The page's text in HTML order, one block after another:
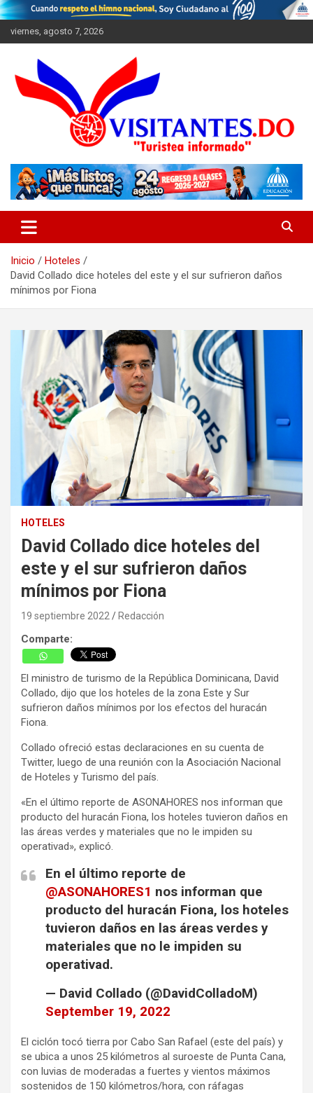
Saltar
al
contenido
viernes, agosto 7, 2026
Visitantes
Inicio
Hoteles
David Collado dice hoteles del este y el sur sufrieron daños
mínimos por Fiona
HOTELES
David Collado dice hoteles del
este y el sur sufrieron daños
mínimos por Fiona
19 septiembre 2022 Redacción
Comparte:
El ministro de turismo de la República Dominicana, David
Collado, dijo que los hoteles de la zona Este y Sur
sufrieron daños mínimos por los efectos del huracán
Fiona.
Collado ofreció estas declaraciones en su cuenta de
Twitter, luego de una reunión con la Asociación Nacional
de Hoteles y Turismo del país.
«En el último reporte de ASONAHORES nos informan que
producto del huracán Fiona, los hoteles tuvieron daños en
las áreas verdes y materiales que no le impiden su
operativad», explicó.
En el último reporte de
@ASONAHORES1 nos informan que
producto del huracán Fiona, los hoteles
tuvieron daños en las áreas verdes y
materiales que no le impiden su
operativad.
— David Collado (@DavidColladoM)
September 19, 2022
El ciclón tocó tierra por Cabo San Rafael (este del país) y
se ubica a unos 25 kilómetros al suroeste de Punta Cana,
con luvias de moderadas a fuertes y vientos máximos
sostenidos de 150 kilómetros/hora, con ráfagas